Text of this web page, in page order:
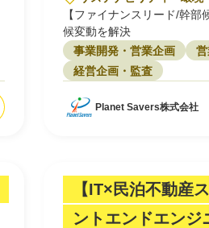
【ファイナンスリード/幹
候変動を解決
事業開発・営業企画
営
経営企画・監査
Planet Savers株式会社
【IT×民泊不動産
ントエンドエンジ